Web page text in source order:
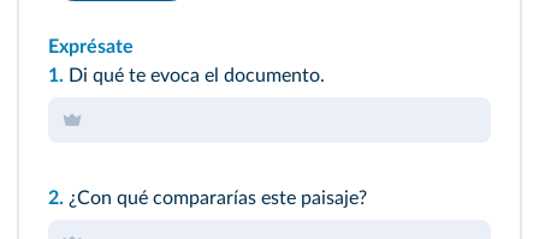
Exprésate
1. Di qué te evoca el documento.
2. ¿Con qué compararías este paisaje?